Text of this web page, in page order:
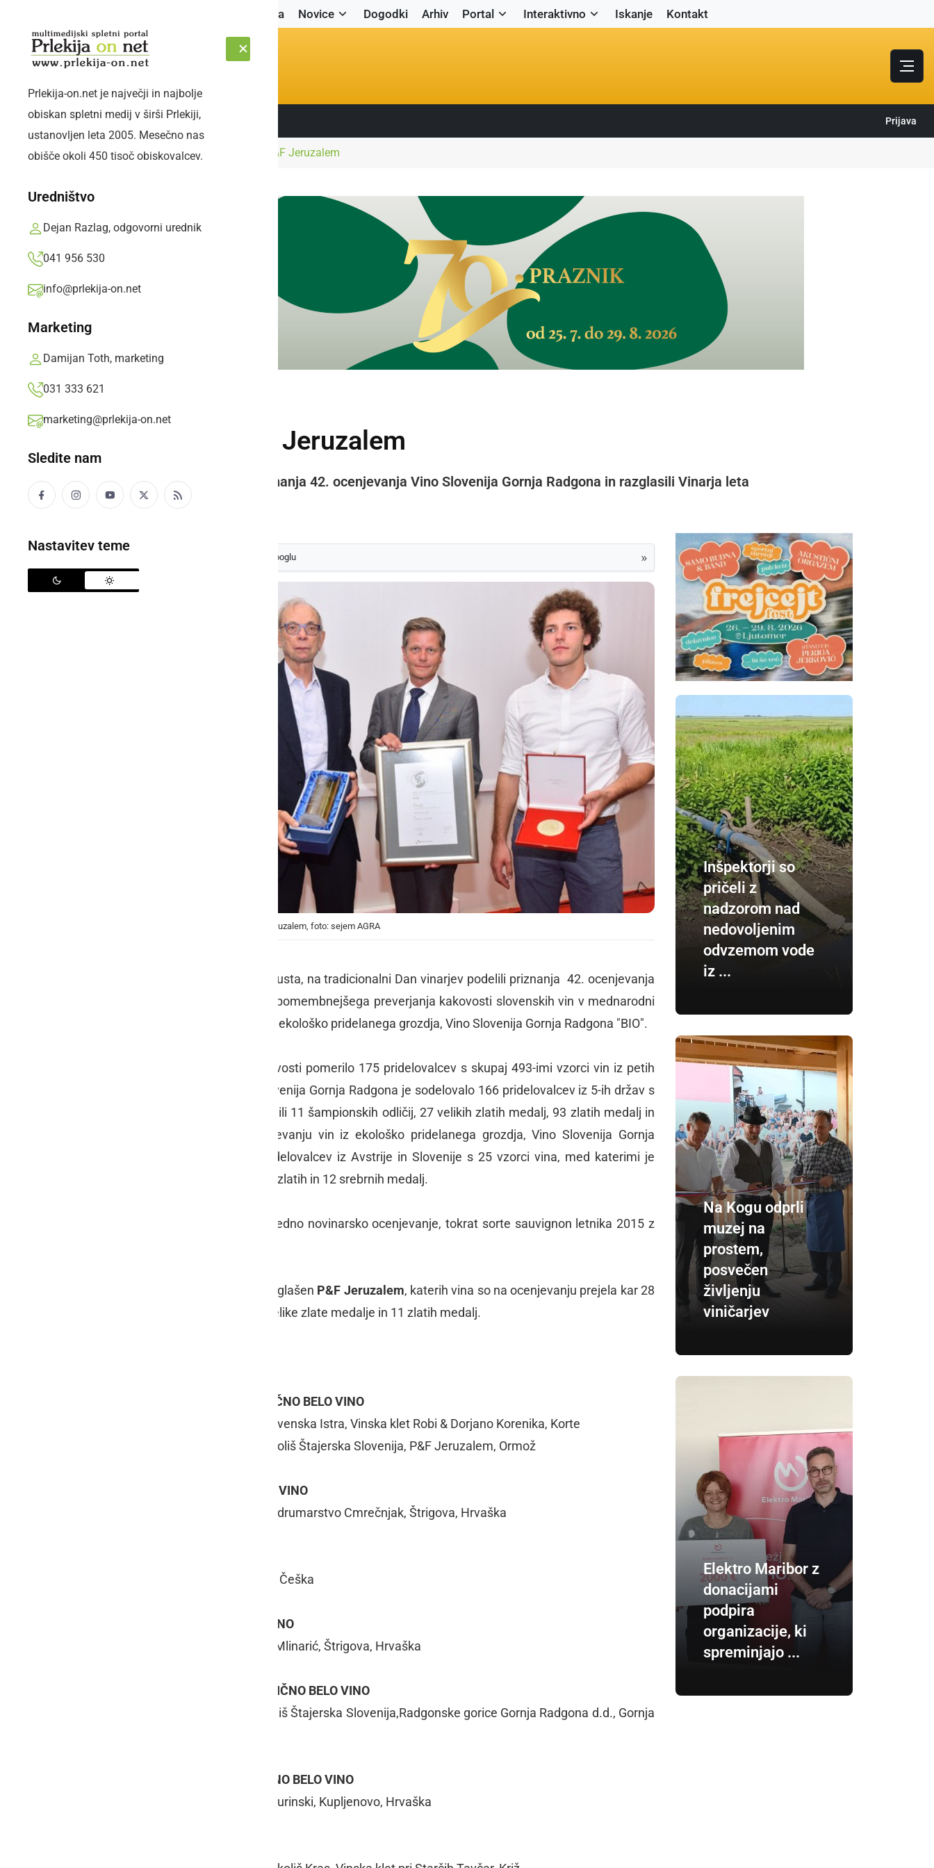
Naslovnica Novice Dogodki Arhiv Portal Interaktivno Iskanje Kontakt
PETEK, 7. AVGUST 2026 Sledite nam: Prijava
Prlekija-on.net je največji in najbolje
obiskan spletni medij v širši Prlekiji,
ustanovljen leta 2005. Mesečno nas
obišče okoli 450 tisoč obiskovalcev.
Uredništvo
Dejan Razlag, odgovorni urednik
041 956 530
info@prlekija-on.net
Marketing
Damijan Toth, marketing
031 333 621
marketing@prlekija-on.net
Sledite nam
Nastavitev teme
Naslovnica Gospodarstvo Vinar leta je P&F Jeruzalem
Vinar leta je P&F Jeruzalem
Na sejmu AGRA so podelili priznanja 42. ocenjevanja Vino Slovenija Gornja Radgona in razglasili Vinarja leta
Prlekija-on.net,sreda, 24. avgust 2016 ob 09:14
kot svoj prednostni vir na Googlu »
Za Vinarja leta je na prireditvi bil razglašen P&F Jeruzalem, foto: sejem AGRA
Na sejmu AGRA so v torek, 23. avgusta, na tradicionalni Dan vinarjev podelili priznanja 42. ocenjevanja
Vino Slovenija Gornja Radgona, najpomembnejšega preverjanja kakovosti slovenskih vin v mednarodni
konkurenci, ter 6. ocenjevanja vin iz ekološko pridelanega grozdja, Vino Slovenija Gornja Radgona "BIO".
Na obeh ocenjevanjih se je v kakovosti pomerilo 175 pridelovalcev s skupaj 493-imi vzorci vin iz petih
držav. Na 42. ocenjevanju Vino Slovenija Gornja Radgona je sodelovalo 166 pridelovalcev iz 5-ih držav s
468-imi vini, ki so jim enologi prisodili 11 šampionskih odličij, 27 velikih zlatih medalj, 93 zlatih medalj in
258 srebrnih medalj. Na 6. ocenjevanju vin iz ekološko pridelanega grozdja, Vino Slovenija Gornja
Radgona "BIO" je sodelovalo 9 pridelovalcev iz Avstrije in Slovenije s 25 vzorci vina, med katerimi je
komisija izbrala enega šampiona, 6 zlatih in 12 srebrnih medalj.
Letos je drugič potekalo tudi vzporedno novinarsko ocenjevanje, tokrat sorte sauvignon letnika 2015 z
Za Vinarja leta je na prireditvi bil razglašen P&F Jeruzalem, katerih vina so na ocenjevanju prejela kar 28
medalj, od tega dva šampiona, tri velike zlate medalje in 11 zlatih medalj.
ŠAMPIONA ZA SUHO NEAROMATIČNO BELO VINO
Malvazija 2015, Vinorodni okoliš Slovenska Istra, Vinska klet Robi & Dorjano Korenika, Korte
Sivi pinot Gomila 2015, Vinorodni okoliš Štajerska Slovenija, P&F Jeruzalem, Ormož
ŠAMPION ZA AROMATIČNO SUHO VINO
Sauvignon 2015, Vinogradarstvo-podrumarstvo Cmrečnjak, Štrigova, Hrvaška
Pinot Gris 2015, Spielberg CZ, s.r.o., Češka
ŠAMPION ZA POLSLADKO BELO VINO
Traminac 2015, Obiteljski podrum - Mlinarić, Štrigova, Hrvaška
ŠAMPION ZA SLADKO NEAROMATIČNO BELO VINO
Svečnično vino 1997, Vinorodni okoliš Štajerska Slovenija,Radgonske gorice Gornja Radgona d.d., Gornja
ŠAMPION ZA SLADKO AROMATIČNO BELO VINO
Traminac - ledeno vino 2012, OPG Đurinski, Kupljenovo, Hrvaška
Inšpektorji so
pričeli z
nadzorom nad
nedovoljenim
odvzemom vode
iz ...
Na Kogu odprli
muzej na
prostem,
posvečen
življenju
viničarjev
Elektro Maribor z
donacijami
podpira
organizacije, ki
spreminjajo ...